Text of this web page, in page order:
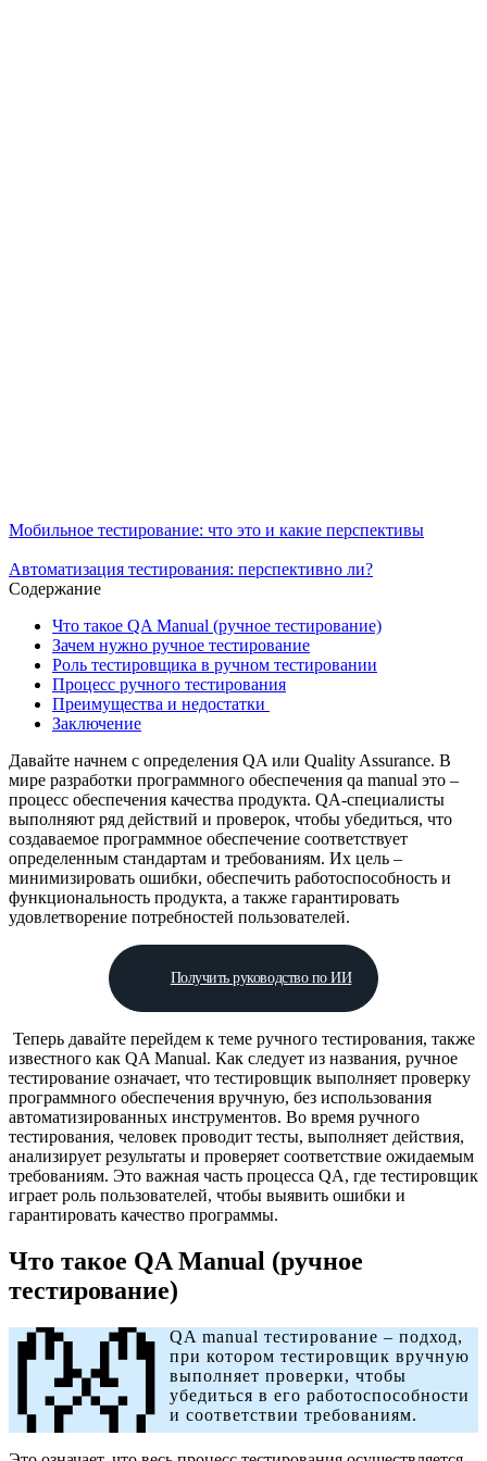
Мобильное тестирование: что это и какие перспективы
Автоматизация тестирования: перспективно ли?
Содержание
Что такое QA Manual (ручное тестирование)
Зачем нужно ручное тестирование
Роль тестировщика в ручном тестировании
Процесс ручного тестирования
Преимущества и недостатки
Заключение
Давайте начнем с определения QA или Quality Assurance. В
мире разработки программного обеспечения qa manual это –
процесс обеспечения качества продукта. QA-специалисты
выполняют ряд действий и проверок, чтобы убедиться, что
создаваемое программное обеспечение соответствует
определенным стандартам и требованиям. Их цель –
минимизировать ошибки, обеспечить работоспособность и
функциональность продукта, а также гарантировать
удовлетворение потребностей пользователей.
Получить руководство по ИИ
Теперь давайте перейдем к теме ручного тестирования, также
известного как QA Manual. Как следует из названия, ручное
тестирование означает, что тестировщик выполняет проверку
программного обеспечения вручную, без использования
автоматизированных инструментов. Во время ручного
тестирования, человек проводит тесты, выполняет действия,
анализирует результаты и проверяет соответствие ожидаемым
требованиям. Это важная часть процесса QA, где тестировщик
играет роль пользователей, чтобы выявить ошибки и
гарантировать качество программы.
Что такое QA Manual (ручное
тестирование)
👐
QA manual тестирование – подход,
при котором тестировщик вручную
выполняет проверки, чтобы
убедиться в его работоспособности
и соответствии требованиям.